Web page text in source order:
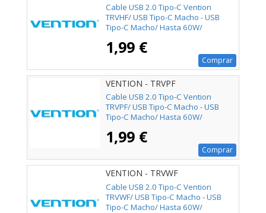
Cable USB 2.0 Tipo-C Vention
TRVHF/ USB Tipo-C Macho - USB
Tipo-C Macho/ Hasta 60W/
1,99 €
Comprar
VENTION - TRVPF
Cable USB 2.0 Tipo-C Vention
TRVPF/ USB Tipo-C Macho - USB
Tipo-C Macho/ Hasta 60W/
1,99 €
Comprar
VENTION - TRVWF
Cable USB 2.0 Tipo-C Vention
TRVWF/ USB Tipo-C Macho - USB
Tipo-C Macho/ Hasta 60W/